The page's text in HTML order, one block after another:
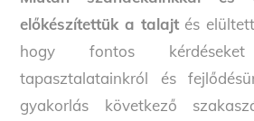
előkészítettük a talajt és
hogy fontos
tapasztalatainkról és
gyakorlás következő